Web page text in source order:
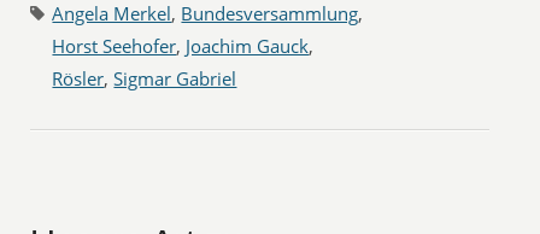
Angela Merkel, Bundesversammlung,
Horst Seehofer, Joachim Gauck,
Rösler,Sigmar Gabriel